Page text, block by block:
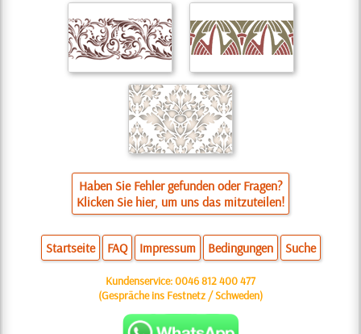
Haben Sie Fehler gefunden oder Fragen?
Klicken Sie hier, um uns das mitzuteilen!
Startseite FAQ Impressum Bedingungen Suche
Kundenservice:0046 812 400 477
(Gespräche ins Festnetz / Schweden)